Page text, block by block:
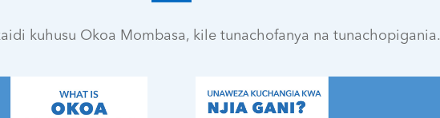
kuhusu Okoa Mombasa, kile tunachofanya na tunachopigania.